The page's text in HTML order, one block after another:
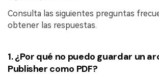
Consulta las siguientes preguntas
obtener las respuestas.
1.¿Por qué no puedo guardar un
Publisher como PDF?